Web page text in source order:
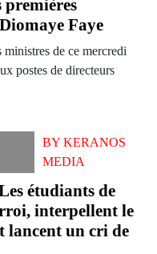
premières
Faye
de ce mercredi
postes de directeurs
BYKERANOS
MEDIA
étudiants de
interpellent le
lancent un cri de